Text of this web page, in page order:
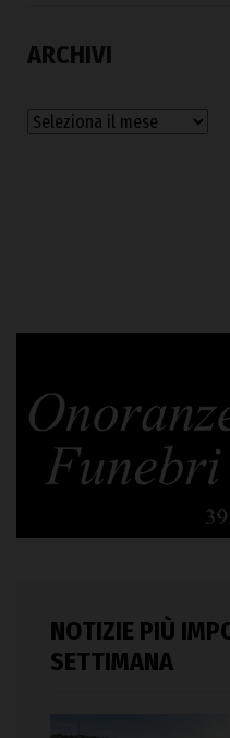
ARCHIVI
Archivi
NOTIZIE PIÙ
SETTIMANA